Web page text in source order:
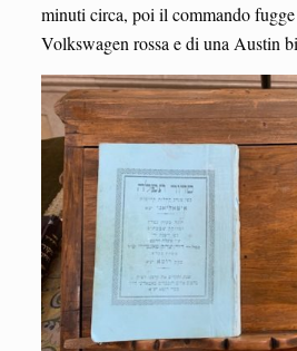
minuti circa, poi il commando
Volkswagen rossa e di una Austin